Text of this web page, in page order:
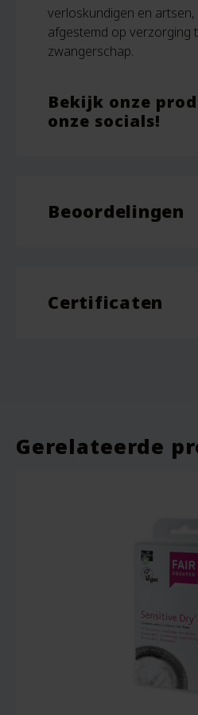
verloskundigen en artsen,
afgestemd op verzorging
zwangerschap.
Bekijk onze
onze socials!
Beoordelingen
Wees de eerste om
Certificaten
Gerelateerde